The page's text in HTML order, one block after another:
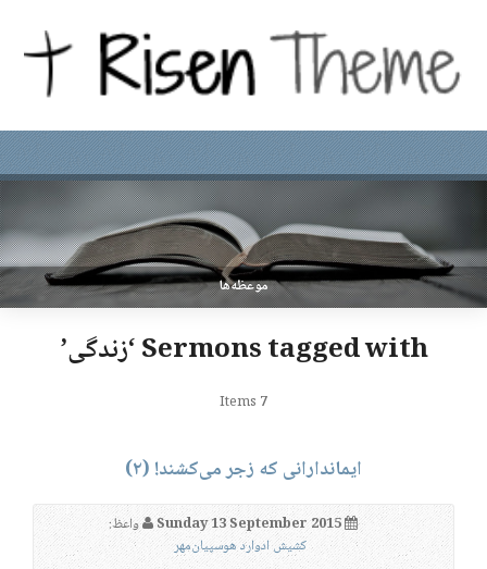
موعظه‌ها
Sermons tagged with ‘زندگی’
7
ایماندارانی که زجر می‌کشند! (۲)
Sunday 13 September 2015
واعظ:
کشیش ادوارد هوسپیان‌مهر